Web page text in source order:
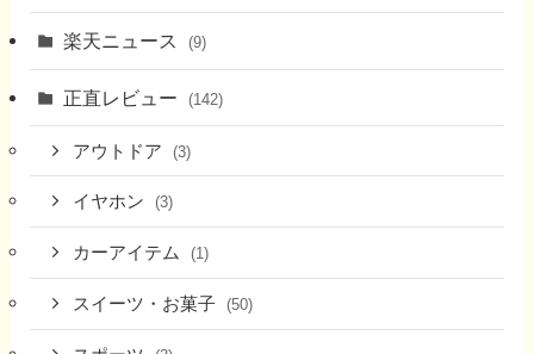
楽天ニュース (9)
正直レビュー (142)
アウトドア (3)
イヤホン (3)
カーアイテム (1)
スイーツ・お菓子 (50)